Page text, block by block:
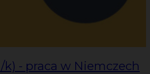
k) - praca w Niemczech